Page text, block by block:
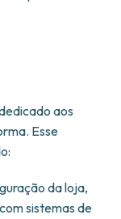
aos
Esse
da loja,
sistemas de